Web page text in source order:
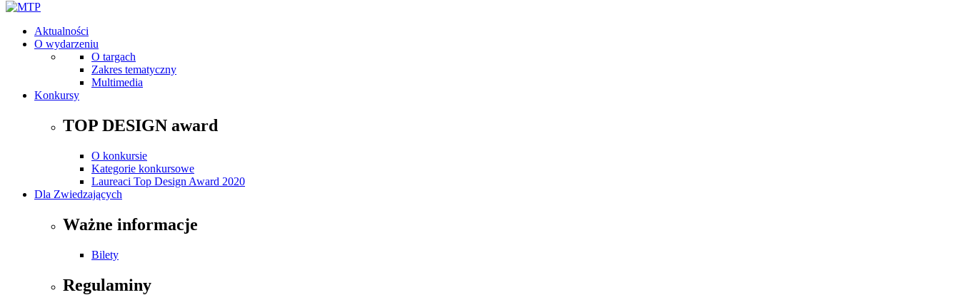
Aktualności
O wydarzeniu
O targach
Zakres tematyczny
Multimedia
Konkursy
TOP DESIGN award
O konkursie
Kategorie konkursowe
Laureaci Top Design Award 2020
Dla Zwiedzających
Ważne informacje
Bilety
Regulaminy